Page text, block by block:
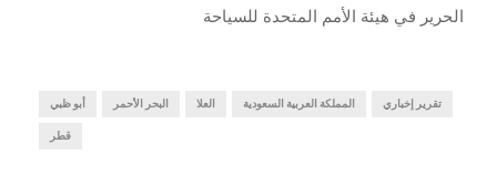
الحرير في هيئة الأمم المتحدة للسياحة
أبو ظبي البحر الأحمر العلا المملكة العربية السعودية تقرير إخباري
قطر